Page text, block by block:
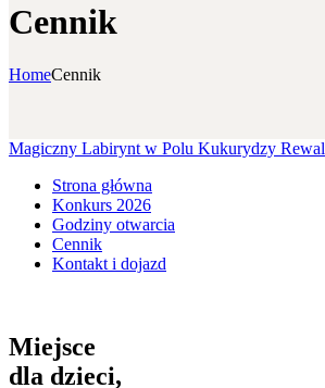
Cennik
HomeCennik
Magiczny Labirynt w Polu Kukurydzy Rewal
Strona główna
Konkurs 2026
Godziny otwarcia
Cennik
Kontakt i dojazd
Miejsce
dla dzieci,